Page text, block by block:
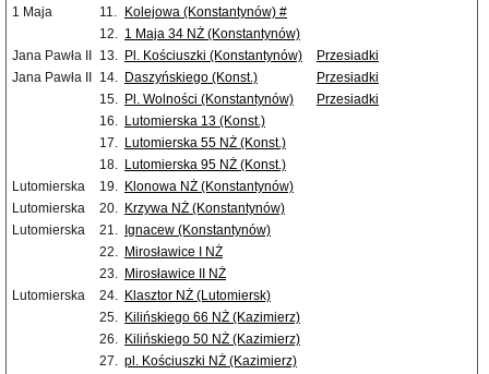
1 Maja
11.
Kolejowa (Konstantynów) #
12. 1 Maja 34 NŻ (Konstantynów)
Jana Pawła II
13. Pl. Kościuszki (Konstantynów)
Przesiadki
Jana Pawła II
14. Daszyńskiego (Konst.)
Przesiadki
15. Pl. Wolności (Konstantynów)
Przesiadki
16. Lutomierska 13 (Konst.)
17. Lutomierska 55 NŻ (Konst.)
18. Lutomierska 95 NŻ (Konst.)
Lutomierska
19. Klonowa NŻ (Konstantynów)
Lutomierska
20. Krzywa NŻ (Konstantynów)
Lutomierska
21.
Ignacew (Konstantynów)
22. Mirosławice I NŻ
23. Mirosławice II NŻ
Lutomierska
24. Klasztor NŻ (Lutomiersk)
25. Kilińskiego 66 NŻ (Kazimierz)
26. Kilińskiego 50 NŻ (Kazimierz)
27. pl. Kościuszki NŻ (Kazimierz)